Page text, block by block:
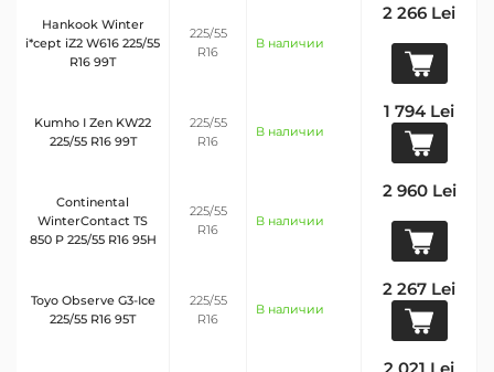
Hankook Winter
i*cept iZ2 W616 225/55
R16 99T
225/55
R16
В наличии
2 266 Lei
Kumho I Zen KW22
225/55 R16 99T
225/55
R16
В наличии
1 794 Lei
Continental
WinterContact TS
850 P 225/55 R16 95H
225/55
R16
В наличии
2 960 Lei
Toyo Observe G3-Ice
225/55 R16 95T
225/55
R16
В наличии
2 267 Lei
2 021 Lei